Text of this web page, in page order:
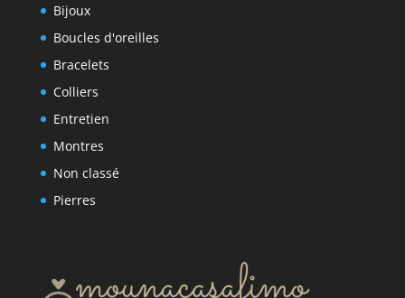
Bijoux
Boucles d'oreilles
Bracelets
Colliers
Entretien
Montres
Non classé
Pierres